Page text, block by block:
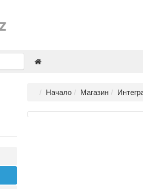
Начало Магазин